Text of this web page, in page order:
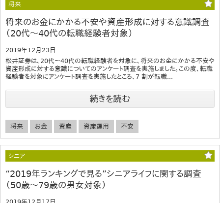
将来
将来のお金にかかる不安や資産形成に対する意識調査
（20代～40代の転職経験者対象）
2019年12月23日
松井証券は、20代～40代の転職経験者を対象に、将来のお金にかかる不安や
資産形成に対する意識についてのアンケート調査を実施しました。この度、転職
経験者を対象にアンケート調査を実施したところ、7 割が転職...
続きを読む
将来 お金 資産 資産運用 不安
シニア
“2019年ランキングで見る”シニアライフに関する調査
（50歳～79歳の男女対象）